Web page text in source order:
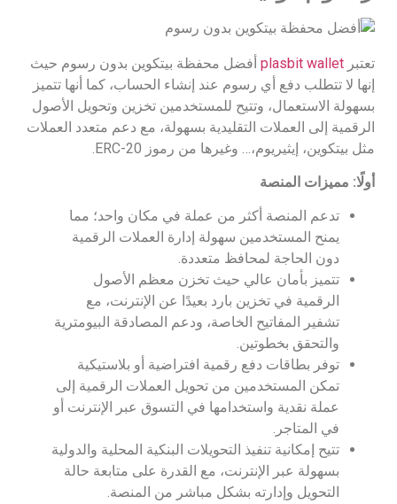
تعتبر
أفضل محفظة بيتكوين بدون رسوم حيث
إنها لا تتطلب دفع أي رسوم عند إنشاء الحساب، كما أنها تتميز
بسهولة الاستعمال، وتتيح للمستخدمين تخزين وتحويل الأصول
الرقمية إلى العملات التقليدية بسهولة، مع دعم متعدد العملات
مثل بيتكوين، إيثيريوم،… وغيرها من رموز ERC-20.
أولًا: مميزات المنصة
تدعم المنصة أكثر من عملة في مكان واحد؛ مما
يمنح المستخدمين سهولة إدارة العملات الرقمية
دون الحاجة لمحافظ متعددة.
تتميز بأمان عالي حيث تخزن معظم الأصول
الرقمية في تخزين بارد بعيدًا عن الإنترنت، مع
تشفير المفاتيح الخاصة، ودعم المصادقة البيومترية
والتحقق بخطوتين.​
توفر بطاقات دفع رقمية افتراضية أو بلاستيكية
تمكن المستخدمين من تحويل العملات الرقمية إلى
عملة نقدية واستخدامها في التسوق عبر الإنترنت أو
في المتاجر.​
تتيح إمكانية تنفيذ التحويلات البنكية المحلية والدولية
بسهولة عبر الإنترنت، مع القدرة على متابعة حالة
التحويل وإدارته بشكل مباشر من المنصة.